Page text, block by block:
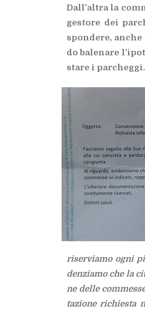
Dal­l’al­tra la
ge­sto­re dei
spon­de­re,
do ba­le­na­re
sta­re i par­cheg­gi.
ri­ser­via­mo ogni
den­zia­mo che la
ne del­le
ta­zio­ne ri­chie­sta